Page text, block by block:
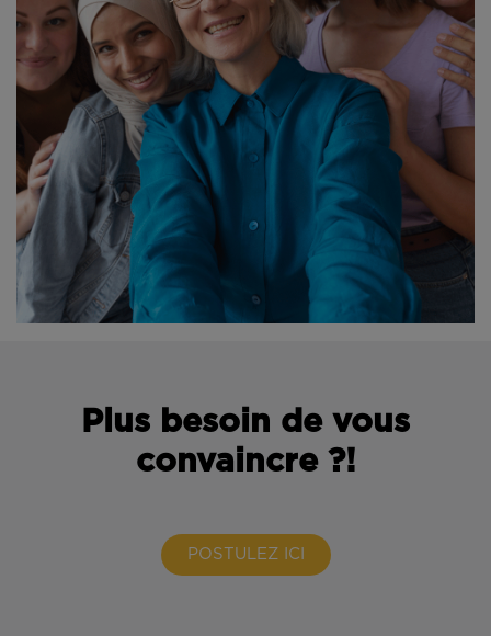
Plus besoin de vous
convaincre ?!
POSTULEZ ICI